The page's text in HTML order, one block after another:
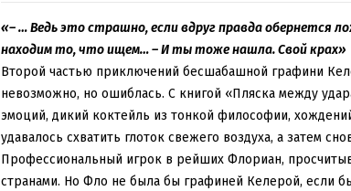
сущность сам примерно на второй странице после
отличие от предыдущих частей, которые за счет
неинтересными. Невольно вспоминаю "Факультет
личностей, которые хотят и на люстру сесть, и
нет и такого, а читать про то, как "самки всегда
«– … Ведь это страшно, если вдруг правда обернется
находим то, что ищем… – И ты тоже нашла. Свой крах»
Второй частью приключений бесшабашной графини
невозможно, но ошиблась. С книгой «Пляска между
эмоций, дикий коктейль из тонкой философии,
удавалось схватить глоток свежего воздуха, а затем
Профессиональный игрок в рейших Флориан,
странами. Но Фло не была бы графиней Келерой, если